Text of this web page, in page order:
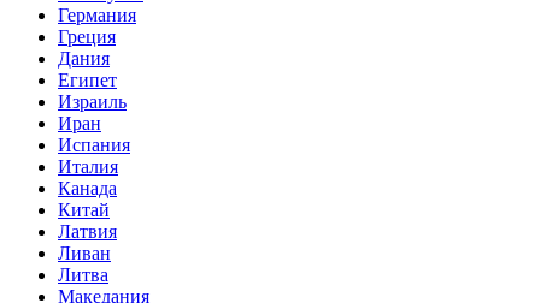
Германия
Греция
Дания
Египет
Израиль
Иран
Испания
Италия
Канада
Китай
Латвия
Ливан
Литва
Македания